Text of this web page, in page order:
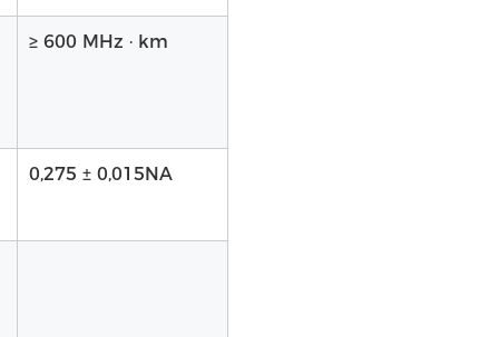
≥ 600 MHz · km
0,275 ± 0,015NA